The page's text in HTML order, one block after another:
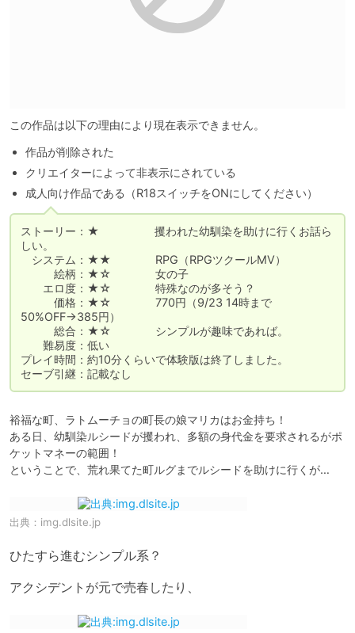
この作品は以下の理由により現在表示できません。
作品が削除された
クリエイターによって非表示にされている
成人向け作品である（R18スイッチをONにしてください）
ストーリー：★　　　　　攫われた幼馴染を助けに行くお話ら
しい。
システム：★★　　　　RPG（RPGツクールMV）
絵柄：★☆　　　　女の子
エロ度：★☆　　　　特殊なのが多そう？
価格：★☆　　　　770円（9/23 14時まで
50%OFF→385円）
総合：★☆　　　　シンプルが趣味であれば。
難易度：低い
プレイ時間：約10分くらいで体験版は終了しました。
セーブ引継：記載なし
裕福な町、ラトムーチョの町長の娘マリカはお金持ち！
ある日、幼馴染ルシードが攫われ、多額の身代金を要求されるがポ
ケットマネーの範囲！
ということで、荒れ果てた町ルグまでルシードを助けに行くが…
出典： img.dlsite.jp
ひたすら進むシンプル系？
アクシデントが元で売春したり、